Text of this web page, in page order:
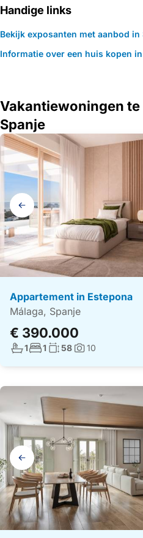
Handige links
Bekijk exposanten met aanbod in
Informatie over een huis kopen
Vakantiewoningen
Spanje
Galerij
navigatie
Appartement in Estepona
Málaga, Spanje
€ 390.000
Aantal badkamers:
1Aantal slaapkamers:
1 Woonoppervlakte:
58Foto's:
10
Galerij
navigatie